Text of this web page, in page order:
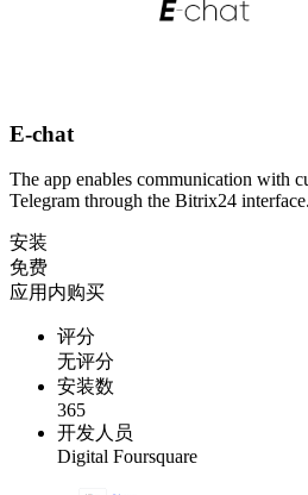
E-chat
The app enables communication with
Telegram through the Bitrix24 interface.
安装
免费
应用内购买
评分
无评分
安装数
365
开发人员
Digital Foursquare